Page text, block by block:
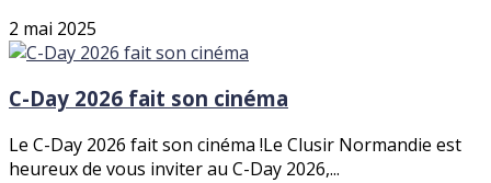
2 mai 2025
C-Day 2026 fait son cinéma
Le C-Day 2026 fait son cinéma !Le Clusir Normandie est
heureux de vous inviter au C-Day 2026,...